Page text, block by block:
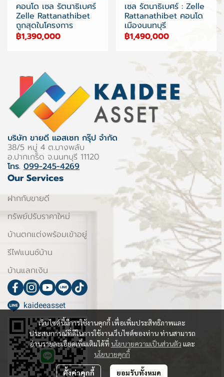
คอนโด เซล รัตนาธิเบศร์
Zelle Rattanathibet
ถูกสุดในโครงการ
฿1,390,000
เซล รัตนาธิเบศร์ : Zelle
Rattanathibet คอนโด
เมืองนนทบุรี
฿1,490,000
เว็บไซต์นี้มีการใช้งานคุกกี้ เพื่อเพิ่มประสิทธิภาพและ
ประสบการณ์ที่ดีในการใช้งานเว็บไซต์ของท่าน ท่านสามารถ
อ่านรายละเอียดเพิ่มเติมได้ที่ นโยบายความเป็นส่วนตัว และ
นโยบายคุกกี้
ตั้งค่าคุกกี้ ยอมรับทั้งหมด
บริษัท ขายดี แอสเซท กรุ๊ป จำกัด
38/5 หมู่ 4 ต.บางพลับ
อ.ปากเกร็ด จ.นนทบุรี 11120
โทร. 099-245-4269
Our Services
ฝากกับขายดี
ทรัพย์ปรับราคาใหม่
บ้านตกแต่งพร้อมเข้าอยู่
รีไฟแนนซ์บ้าน
บ้านแลกเงิน
kaideeasset